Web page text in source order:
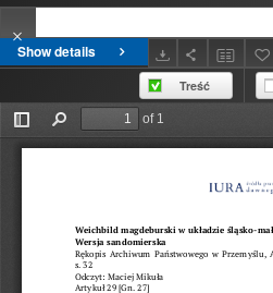
Show details
Treść